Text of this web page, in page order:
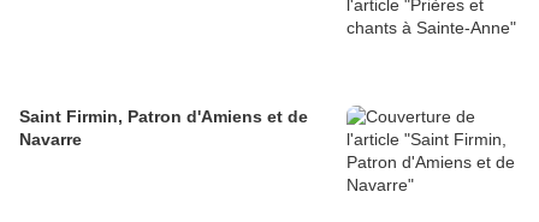
Saint Firmin, Patron d'Amiens et de
Navarre